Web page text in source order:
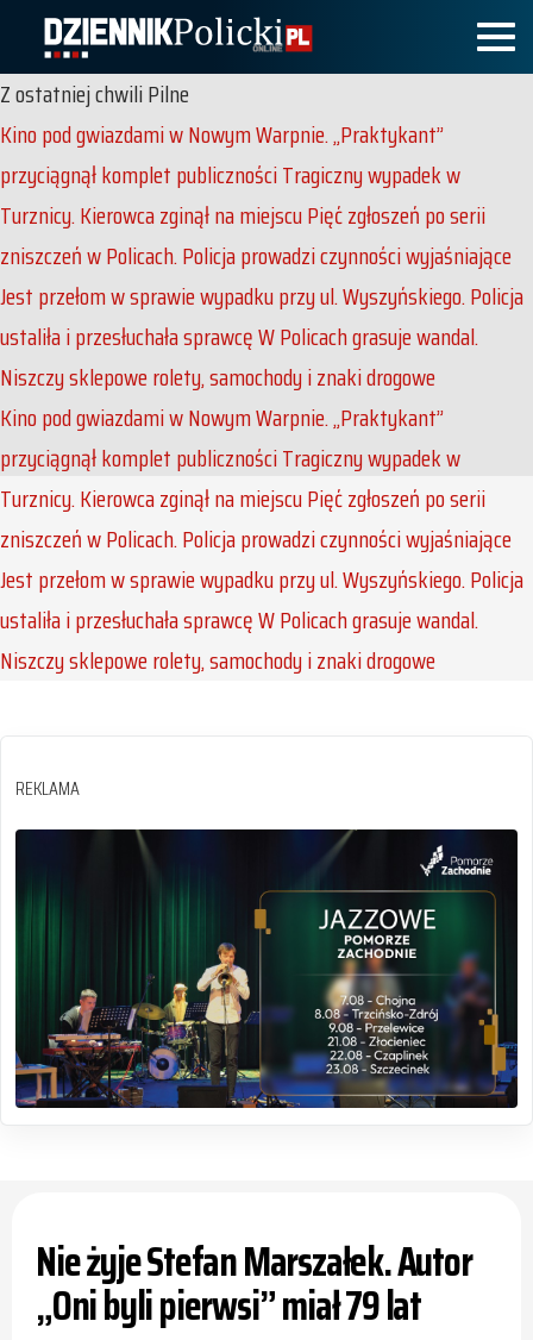
Z ostatniej chwiliPilne
Kino pod gwiazdami w Nowym Warpnie. „Praktykant”
przyciągnął komplet publicznościTragiczny wypadek w
Turznicy. Kierowca zginął na miejscuPięć zgłoszeń po serii
zniszczeń w Policach. Policja prowadzi czynności wyjaśniające
Jest przełom w sprawie wypadku przy ul. Wyszyńskiego. Policja
ustaliła i przesłuchała sprawcęW Policach grasuje wandal.
Niszczy sklepowe rolety, samochody i znaki drogowe
Kino pod gwiazdami w Nowym Warpnie. „Praktykant”
przyciągnął komplet publicznościTragiczny wypadek w
Turznicy. Kierowca zginął na miejscuPięć zgłoszeń po serii
zniszczeń w Policach. Policja prowadzi czynności wyjaśniające
Jest przełom w sprawie wypadku przy ul. Wyszyńskiego. Policja
ustaliła i przesłuchała sprawcęW Policach grasuje wandal.
Niszczy sklepowe rolety, samochody i znaki drogowe
Nie żyje Stefan Marszałek. Autor
„Oni byli pierwsi” miał 79 lat